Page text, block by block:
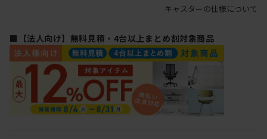
キャスターの仕様について
■【法人向け】無料見積・4台以上まとめ割対象商品